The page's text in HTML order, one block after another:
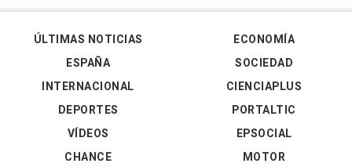
ÚLTIMAS NOTICIAS
ESPAÑA
INTERNACIONAL
DEPORTES
VÍDEOS
ECONOMÍA
SOCIEDAD
CIENCIAPLUS
PORTALTIC
EPSOCIAL
CHANCE
MOTOR